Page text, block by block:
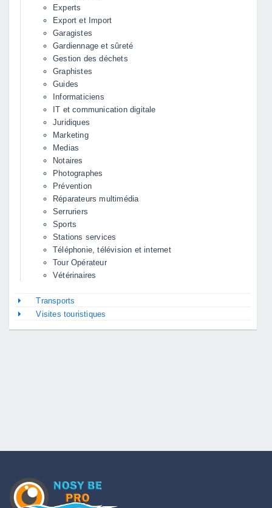
Experts
Export et Import
Garagistes
Gardiennage et sûreté
Gestion des déchets
Graphistes
Guides
Informaticiens
IT et communication digitale
Juridiques
Marketing
Medias
Notaires
Photographes
Prévention
Réparateurs multimédia
Serruriers
Sports
Stations services
Téléphonie, télévision et internet
Tour Opérateur
Vétérinaires
Transports
Visites touristiques